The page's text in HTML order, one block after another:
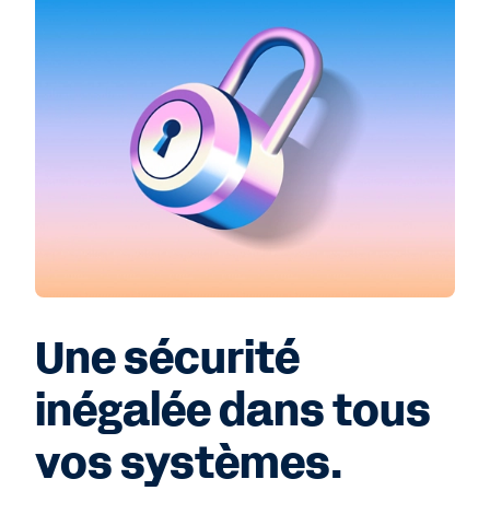
Une sécurité
inégalée dans tous
vos systèmes.